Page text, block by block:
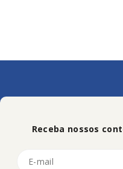
Receba nossos